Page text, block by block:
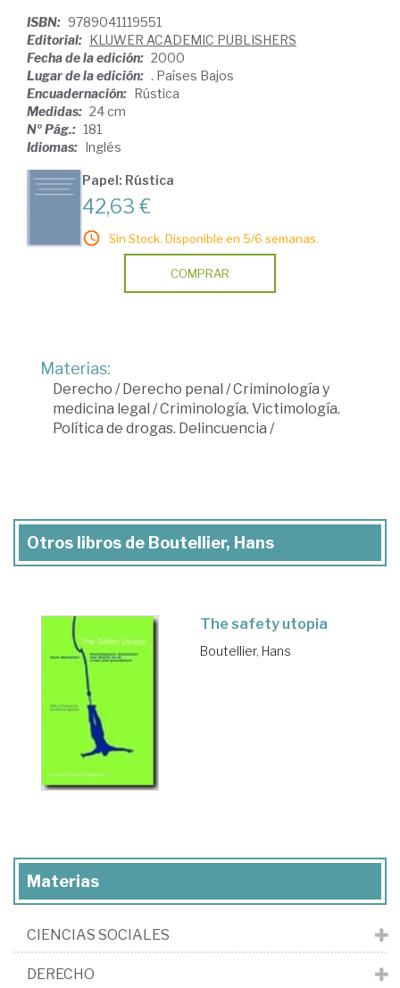
ISBN: 9789041119551
Editorial: KLUWER ACADEMIC PUBLISHERS
Fecha de la edición: 2000
Lugar de la edición: . Países Bajos
Encuadernación: Rústica
Medidas: 24 cm
Nº Pág.: 181
Idiomas: Inglés
Papel: Rústica
42,63 €
Sin Stock. Disponible en 5/6 semanas.
COMPRAR
Materias:
Derecho / Derecho penal /Criminología y
medicina legal /Criminología. Victimología.
Política de drogas. Delincuencia /
Otros libros de Boutellier, Hans
The safety utopia
Boutellier, Hans
Materias
CIENCIAS SOCIALES
DERECHO